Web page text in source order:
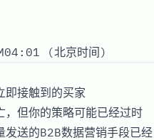
(北京时间)
即接触到的买家
，但你的策略可能已经过时
发送的B2B数据营销手段已经